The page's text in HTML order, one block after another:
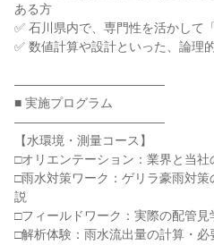
ある方
✅ 石川県内で、専門性を活かして
✅ 数値計算や設計といった、論理
――――――――――――
■ 実施プログラム
――――――――――――
【水環境・測量コース】
□オリエンテーション：業界と当社
□雨水対策ワーク：ゲリラ豪雨対
説
□フィールドワーク：実際の配管見
□解析体験：雨水流出量の計算・